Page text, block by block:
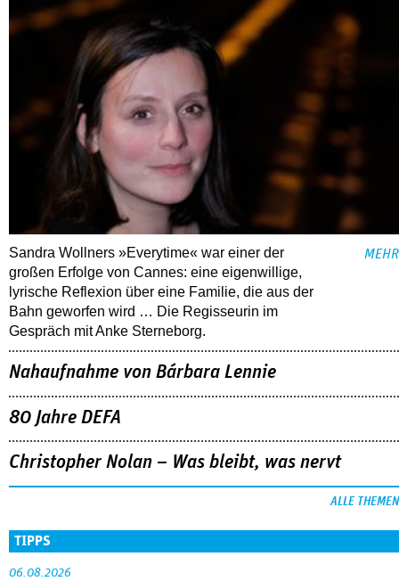
Sandra Wollners »Everytime« war einer der
großen Erfolge von Cannes: eine eigenwillige,
lyrische Reflexion über eine ­Familie, die aus der
Bahn geworfen wird … Die Regisseurin im
Gespräch mit Anke Sterneborg.
MEHR
Nahaufnahme von Bárbara Lennie
80 Jahre DEFA
Christopher Nolan – Was bleibt, was nervt
ALLE THEMEN
TIPPS
06.08.2026